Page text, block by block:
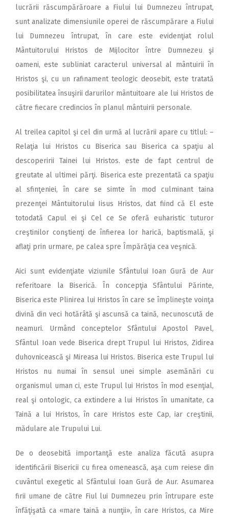
lucrării răscumpărăroare a Fiului lui Dumnezeu întrupat,
sunt analizate dimensiunile operei de răscumpărare a Fiului
lui Dumnezeu întrupat, în care este evidenţiat rolul
Mântuitorului Hristos de Mijlocitor între Dumnezeu şi
oameni, este subliniat caracterul universal al mântuirii în
Hristos şi, cu un rafinament teologic deosebit, este tratată
posibilitatea însuşirii darurilor mântuitoare ale lui Hristos de
către fiecare credincios în planul mântuirii personale.
Al treilea capitol şi cel din urmă al lucrării apare cu titlul: –
Relaţia lui Hristos cu Biserica sau Biserica ca spaţiu al
descoperirii Tainei lui Hristos. este de fapt centrul de
greutate al ultimei părţi. Biserica este prezentată ca spaţiu
al sfinţeniei, în care se simte în mod culminant taina
prezenţei Mântuitorului Iisus Hristos, dat fiind că El este
totodată Capul ei şi Cel ce Se oferă euharistic tuturor
creştinilor conştienţi de înfierea lor harică, baptismală, şi
aflaţi prin urmare, pe calea spre Împărăţia cea veşnică.
Aici sunt evidenţiate viziunile Sfântului Ioan Gură de Aur
referitoare la Biserică. În concepţia Sfântului Părinte,
Biserica este Plinirea lui Hristos în care se împlineşte voinţa
divină din veci hotărâtă şi ascunsă ca taină, necunoscută de
neamuri. Urmând conceptelor Sfântului Apostol Pavel,
Sfântul Ioan vede Biserica drept Trupul lui Hristos, Zidirea
duhovnicească şi Mireasa lui Hristos. Biserica este Trupul lui
Hristos nu numai în sensul unei simple asemănări cu
organismul uman ci, este Trupul lui Hristos în mod esenţial,
real şi ontologic, ca extindere a lui Hristos în umanitate, ca
Taină a lui Hristos, în care Hristos este Cap, iar creştinii,
mădulare ale Trupului Lui.
De o deosebită importanţă este analiza făcută asupra
identificării Bisericii cu firea omenească, aşa cum reiese din
cuvântul exegetic al Sfântului Ioan Gură de Aur. Asumarea
firii umane de către Fiul lui Dumnezeu prin întrupare este
înfăţişată ca «mare taină a nunţii», în care Hristos, ca Mire